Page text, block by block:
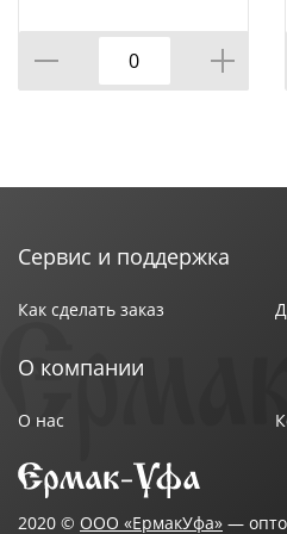
Сервис и поддержка
Как сделать заказ
О компании
О нас
2020 © ООО «ЕрмакУфа» —